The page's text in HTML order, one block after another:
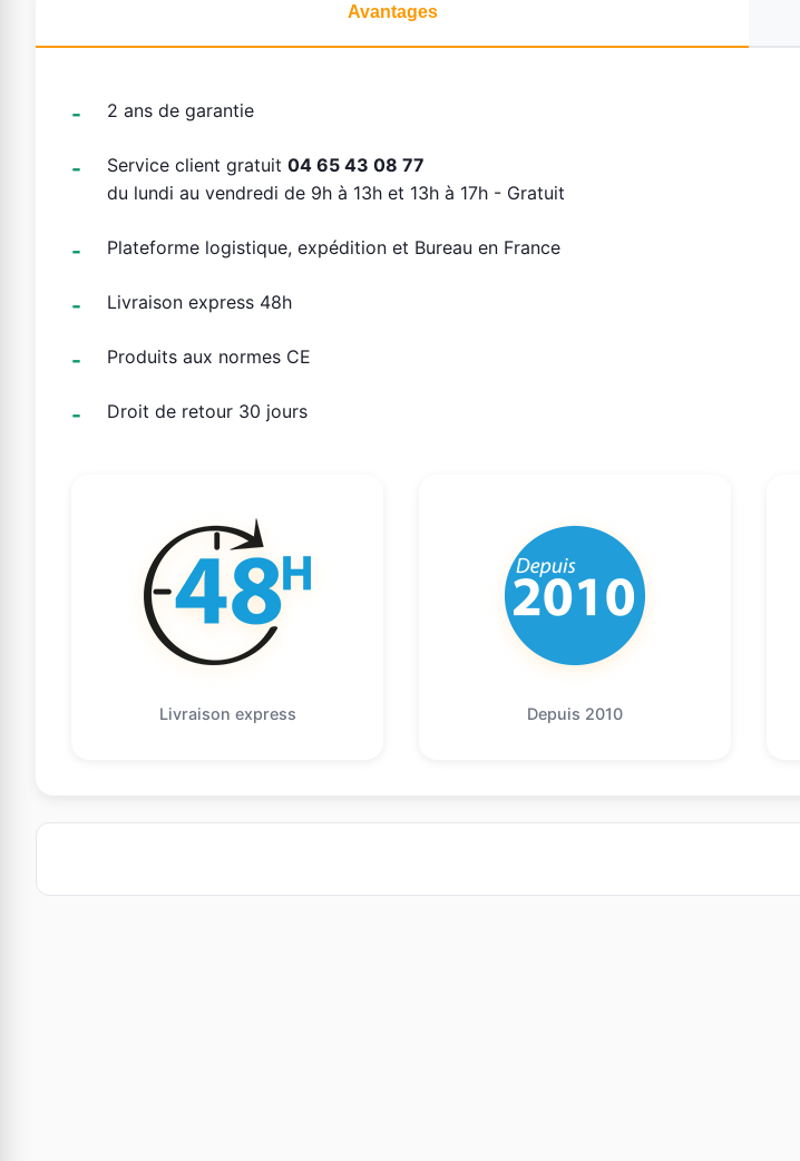
Avantages
2 ans de garantie
Service client gratuit 04 65 43 08 77
du lundi au vendredi de 9h à 13h et 13h à 17h - Gratuit
Plateforme logistique, expédition et Bureau en France
Livraison express 48h
Produits aux normes CE
Droit de retour 30 jours
Livraison express Depuis 2010